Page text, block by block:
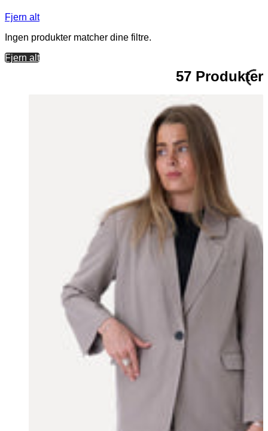
Fjern alt
Ingen produkter matcher dine filtre.
Fjern alt
57 Produkter